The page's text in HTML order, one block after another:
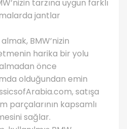
tarzına uygun farklı
jantlar
BMW’nizin
harika bir yolu
önce
olduğundan emin
satışa
parçalarının kapsamlı
sağlar.